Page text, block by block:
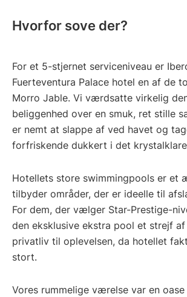
Hvorfor sove der?
For et 5-stjernet serviceniveau er
Fuerteventura Palace hotel en af de
Morro Jable. Vi værdsatte virkelig
beliggenhed over en smuk, ret stille
er nemt at slappe af ved havet og
forfriskende dukkert i det
Hotellets store swimmingpools er et
tilbyder områder, der er ideelle til
For dem, der vælger Star-Prestige-
den eksklusive ekstra pool et strejf af
privatliv til oplevelsen, da hotellet
stort.
Vores rummelige værelse var en